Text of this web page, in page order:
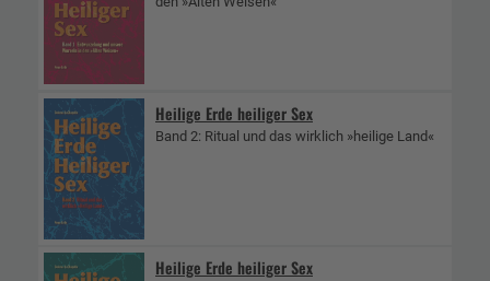
Heilige Erde heiliger Sex
Band 2: Ritual und das wirklich »heilige Land«
Heilige Erde heiliger Sex